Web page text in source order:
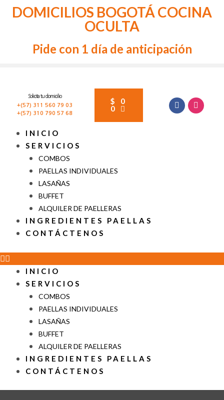
DOMICILIOS BOGOTÁ COCINA
OCULTA
Pide con 1 día de anticipación
Solicita tu domicilio
+(57) 311 560 79 03
+(57) 310 790 57 68
$
0
0
INICIO
SERVICIOS
COMBOS
PAELLAS INDIVIDUALES
LASAÑAS
BUFFET
ALQUILER DE PAELLERAS
INGREDIENTES PAELLAS
CONTÁCTENOS
INICIO
SERVICIOS
COMBOS
PAELLAS INDIVIDUALES
LASAÑAS
BUFFET
ALQUILER DE PAELLERAS
INGREDIENTES PAELLAS
CONTÁCTENOS